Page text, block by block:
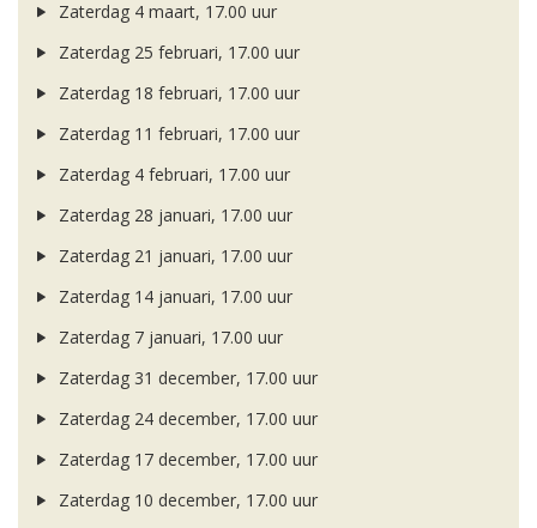
Zaterdag 4 maart, 17.00 uur
Zaterdag 25 februari, 17.00 uur
Zaterdag 18 februari, 17.00 uur
Zaterdag 11 februari, 17.00 uur
Zaterdag 4 februari, 17.00 uur
Zaterdag 28 januari, 17.00 uur
Zaterdag 21 januari, 17.00 uur
Zaterdag 14 januari, 17.00 uur
Zaterdag 7 januari, 17.00 uur
Zaterdag 31 december, 17.00 uur
Zaterdag 24 december, 17.00 uur
Zaterdag 17 december, 17.00 uur
Zaterdag 10 december, 17.00 uur